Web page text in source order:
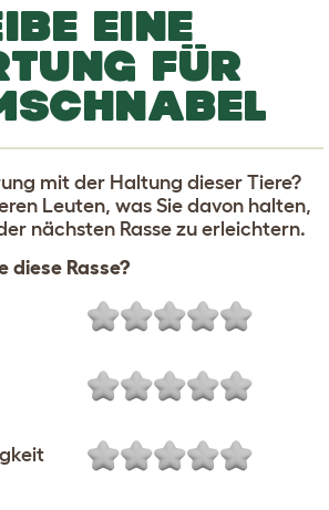
EINE
FÜR
mit der Haltung dieser Tiere?
Leuten, was Sie davon halten,
nächsten Rasse zu erleichtern.
diese Rasse?